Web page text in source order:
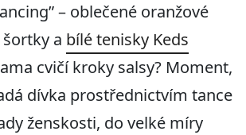
– oblečené oranžové
a bílé tenisky Keds
cvičí kroky salsy? Moment,
dívka prostřednictvím tance
ženskosti, do velké míry